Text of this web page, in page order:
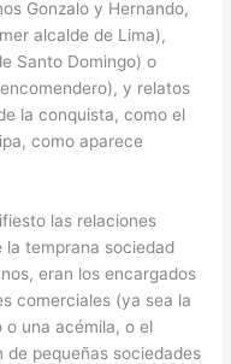
Gonzalo y Hernando,
alcalde de Lima),
Santo Domingo) o
y relatos
la conquista, como el
como aparece
las relaciones
temprana sociedad
eran los encargados
comerciales (ya sea la
una acémila, o el
pequeñas sociedades